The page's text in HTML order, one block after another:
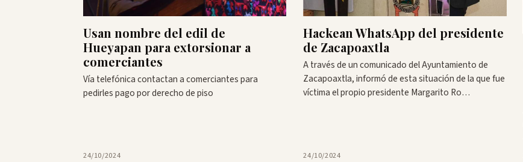
Usan nombre del edil de
Hueyapan para extorsionar a
comerciantes
Vía telefónica contactan a comerciantes para
pedirles pago por derecho de piso
24/10/2024
Hackean WhatsApp del presidente
de Zacapoaxtla
A través de un comunicado del Ayuntamiento de
Zacapoaxtla, informó de esta situación de la que fue
víctima el propio presidente Margarito Ro…
24/10/2024